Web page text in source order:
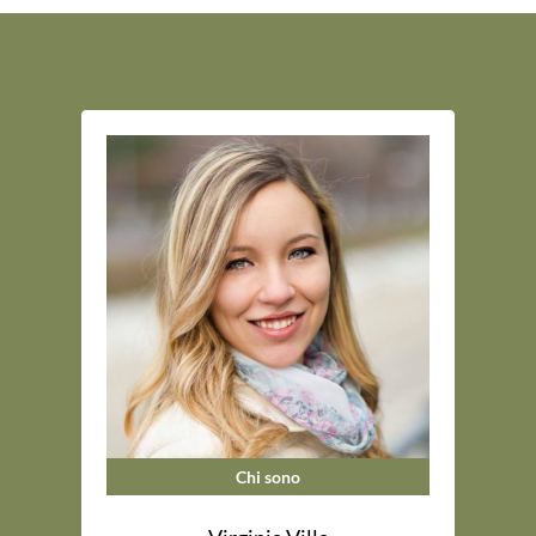
Chi sono